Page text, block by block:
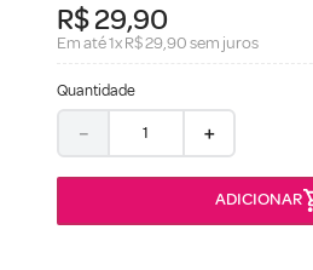
R$29,90
Em até1xR$29,90sem juros
Quantidade
＋
－